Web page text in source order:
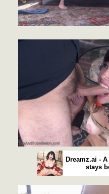
Dreamz.ai -
stays